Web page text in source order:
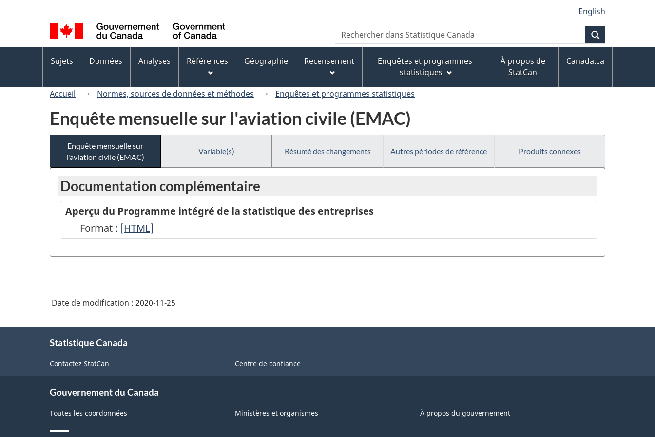
au
contenu
principal
« À
propos
de
ce
version
HTML
simplifiée
de
la
langue
English
Canada
Recherche
Rechercher
dans
Canada
des
Sujets Données Analyses Références Géographie Recensement
Enquêtes et programmes
statistiques
À propos de
StatCan
Canada.ca
Accueil Normes, sources de données et méthodes Enquêtes et programmes statistiques
Enquête mensuelle sur l'aviation civile (EMAC)
Enquête mensuelle sur
l'aviation civile (EMAC)
Variable(s) Résumé des changements Autres périodes de référence Produits connexes
Documentation complémentaire
Aperçu du Programme intégré de la statistique des entreprises
Format : Aperçu
Programme
la
statistique
des
HTML
[HTML]
Date de modification : 2020-11-25
Statistique Canada
Contactez StatCan Centre de confiance
Gouvernement du Canada
Toutes les coordonnées Ministères et organismes À propos du gouvernement